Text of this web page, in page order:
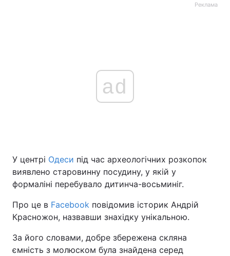
Реклама
ad
У центрі Одеси під час археологічних розкопок
виявлено старовинну посудину, у якій у
формаліні перебувало дитинча-восьминіг.
Про це в Facebook повідомив історик Андрій
Красножон, назвавши знахідку унікальною.
За його словами, добре збережена скляна
ємність з молюском була знайдена серед